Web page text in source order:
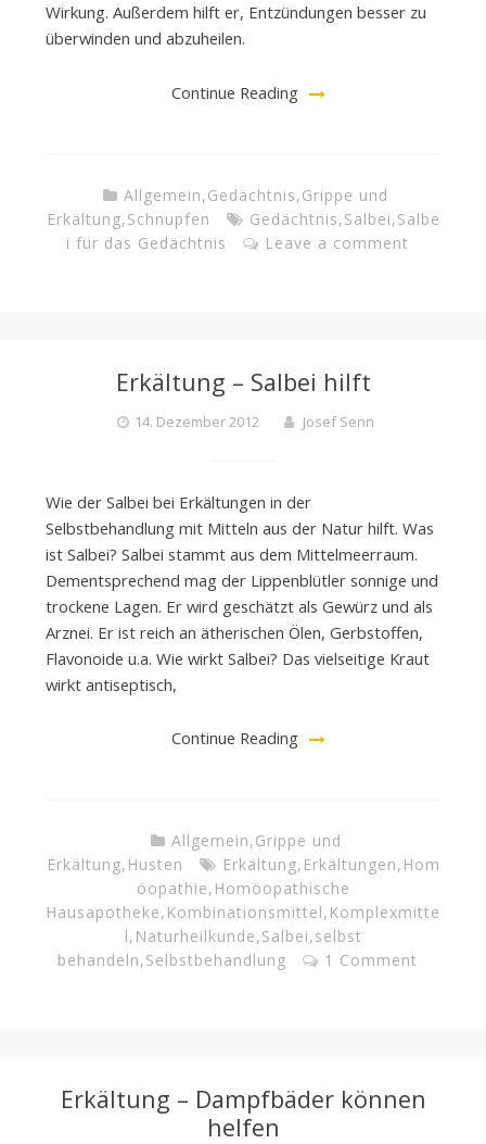
Wirkung. Außerdem hilft er, Entzündungen besser zu
überwinden und abzuheilen.
Continue Reading
Allgemein,Gedächtnis,Grippe und
Erkältung,Schnupfen Gedächtnis,Salbei,Salbe
i für das Gedächtnis
Leave a comment
Erkältung – Salbei hilft
14. Dezember 2012 Josef Senn
Wie der Salbei bei Erkältungen in der
Selbstbehandlung mit Mitteln aus der Natur hilft. Was
ist Salbei? Salbei stammt aus dem Mittelmeerraum.
Dementsprechend mag der Lippenblütler sonnige und
trockene Lagen. Er wird geschätzt als Gewürz und als
Arznei. Er ist reich an ätherischen Ölen, Gerbstoffen,
Flavonoide u.a. Wie wirkt Salbei? Das vielseitige Kraut
wirkt antiseptisch,
Continue Reading
Allgemein,Grippe und
Erkältung, Husten Erkältung, Erkältungen, Hom
öopathie, Homöopathische
Hausapotheke, Kombinationsmittel, Komplexmitte
l, Naturheilkunde,Salbei,selbst
behandeln,Selbstbehandlung 1 Comment
Erkältung – Dampfbäder können
helfen